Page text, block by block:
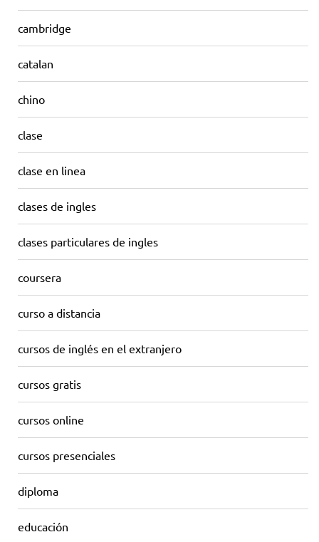
cambridge
catalan
chino
clase
clase en linea
clases de ingles
clases particulares de ingles
coursera
curso a distancia
cursos de inglés en el extranjero
cursos gratis
cursos online
cursos presenciales
diploma
educación